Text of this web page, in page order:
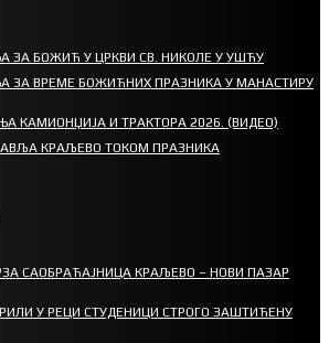
ЗА БОЖИЋ У ЦРКВИ СВ. НИКОЛЕ У УШЋУ
ЗА ВРЕМЕ БОЖИЋНИХ ПРАЗНИКА У МАНАСТИРУ
КАМИОНЏИЈА И ТРАКТОРА 2026. (ВИДЕО)
КРАЉЕВО ТОКОМ ПРАЗНИКА
САОБРАЋАЈНИЦА КРАЉЕВО – НОВИ ПАЗАР
У РЕЦИ СТУДЕНИЦИ СТРОГО ЗАШТИЋЕНУ